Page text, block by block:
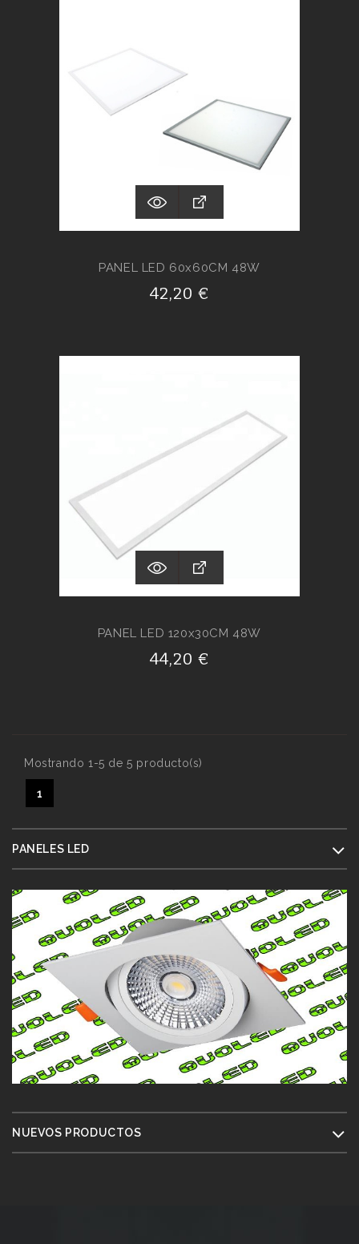
PANEL LED 60x60CM 48W
42,20 €
PANEL LED 120x30CM 48W
44,20 €
Mostrando 1-5 de 5 producto(s)
1
PANELES LED
NUEVOS PRODUCTOS